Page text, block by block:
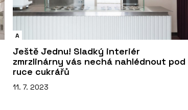
A
Ještě Jednu! Sladký interiér
zmrzlinárny vás nechá nahlédnout pod
ruce cukrářů
11. 7. 2023